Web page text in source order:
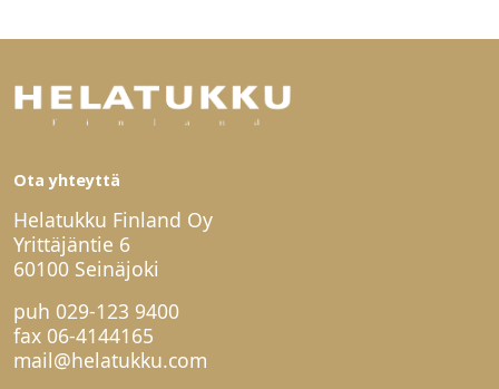
Ota yhteyttä
Helatukku Finland Oy
Yrittäjäntie 6
60100 Seinäjoki
puh 029-123 9400
fax 06-4144165
mail@helatukku.com